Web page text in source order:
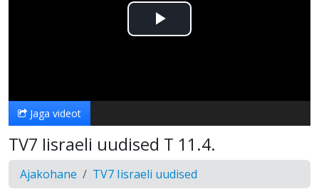
Esita
Jaga videot
TV7 Iisraeli uudised T 11.4.
Ajakohane TV7 Iisraeli uudised